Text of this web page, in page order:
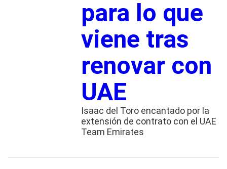
para lo que
viene tras
renovar con
UAE
Isaac del Toro encantado por la
extensión de contrato con el UAE
Team Emirates